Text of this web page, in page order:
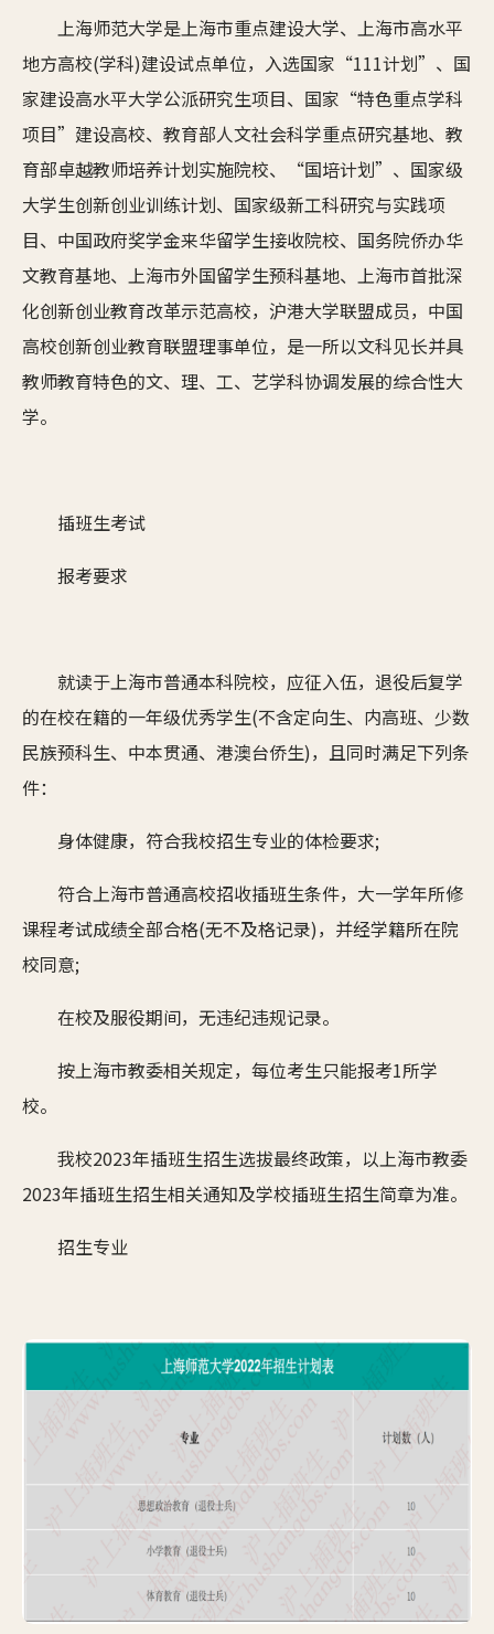
上海师范大学是上海市重点建设大学、上海市高水平
地方高校(学科)建设试点单位，入选国家“111计划”、国
家建设高水平大学公派研究生项目、国家“特色重点学科
项目”建设高校、教育部人文社会科学重点研究基地、教
育部卓越教师培养计划实施院校、“国培计划”、国家级
大学生创新创业训练计划、国家级新工科研究与实践项
目、中国政府奖学金来华留学生接收院校、国务院侨办华
文教育基地、上海市外国留学生预科基地、上海市首批深
化创新创业教育改革示范高校，沪港大学联盟成员，中国
高校创新创业教育联盟理事单位，是一所以文科见长并具
教师教育特色的文、理、工、艺学科协调发展的综合性大
学。
插班生考试
报考要求
就读于上海市普通本科院校，应征入伍，退役后复学
的在校在籍的一年级优秀学生(不含定向生、内高班、少数
民族预科生、中本贯通、港澳台侨生)，且同时满足下列条
件：
身体健康，符合我校招生专业的体检要求;
符合上海市普通高校招收插班生条件，大一学年所修
课程考试成绩全部合格(无不及格记录)，并经学籍所在院
校同意;
在校及服役期间，无违纪违规记录。
按上海市教委相关规定，每位考生只能报考1所学
校。
我校2023年插班生招生选拔最终政策，以上海市教委
2023年插班生招生相关通知及学校插班生招生简章为准。
招生专业